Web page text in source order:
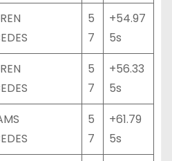
5
7
+54.97
5s
5
7
+56.33
5s
5
7
+61.79
5s